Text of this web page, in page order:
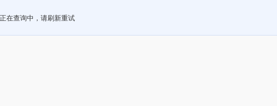
正在查询中，请刷新重试